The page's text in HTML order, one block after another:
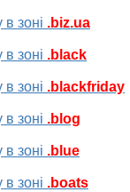
зоні .biz.ua
зоні .black
зоні .blackfriday
зоні .blog
зоні .blue
зоні .boats